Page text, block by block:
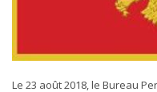
Le 23 août 2018, le Bureau